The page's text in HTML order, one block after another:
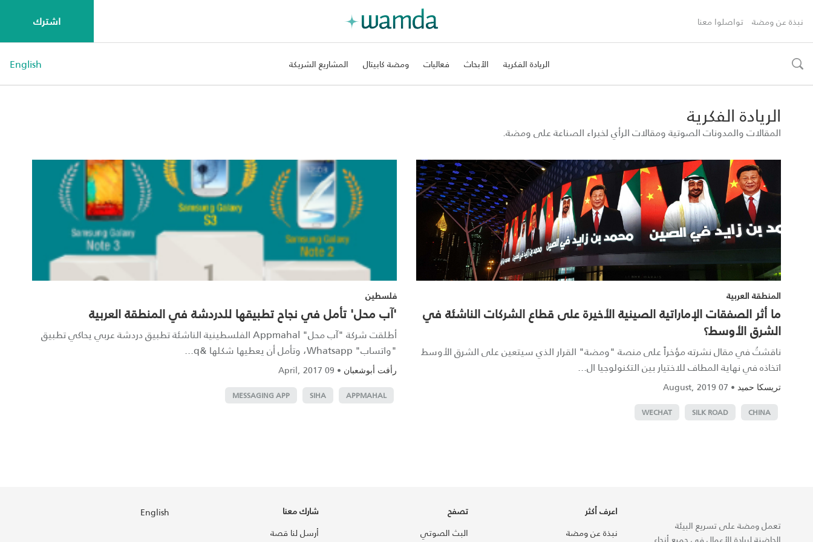
نبذة عن ومضة تواصلوا معنا اشترك
toggle
الريادة الفكرية الأبحاث فعاليات ومضة كابيتال المشاريع الشريكة English
الريادة الفكرية
المقالات والمدونات الصوتية ومقالات الرأي لخبراء الصناعة على ومضة.
المنطقة العربية
‎ما أثر الصفقات الإماراتية الصينية الأخيرة على قطاع الشركات الناشئة في
الشرق الأوسط؟
ناقشتُ في مقال نشرته مؤخراً على منصة "ومضة" القرار الذي سيتعين على الشرق الأوسط
اتخاذه في نهاية المطاف للاختيار بين التكنولوجيا ال...
تريسكا حميد •
07 August, 2019
CHINA
SILK ROAD
WECHAT
فلسطين
'آب محل' تأمل في نجاح تطبيقها للدردشة في المنطقة العربية
أطلقت شركة "آب محل" Appmahal الفلسطينية الناشئة تطبيق دردشة عربي يحاكي تطبيق
"واتساب" Whatsapp، وتأمل أن يعطيها شكلها &q...
رأفت أبوشعبان •
09 April, 2017
APPMAHAL
SIHA
MESSAGING APP
تعمل ومضة على تسريع البيئة
اعرف أكثر
نبذة عن ومضة
تصفح
البث الصوتي
شارك معنا
أرسل لنا قصة
English